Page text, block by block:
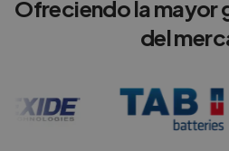
Ofreciendo la mayor
del